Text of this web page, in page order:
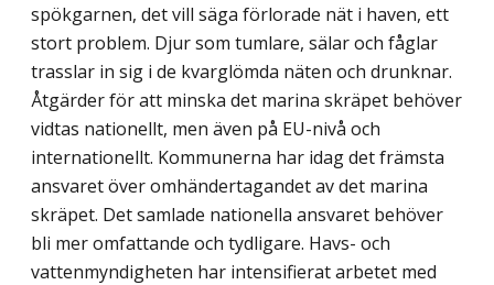
spökgarnen, det vill säga förlorade nät i haven, ett
stort problem. Djur som tumlare, sälar och fåglar
trasslar in sig i de kvarglömda näten och drunknar.
Åtgärder för att minska det marina skräpet behöver
vidtas nationellt, men även på EU-nivå och
internationellt. Kommunerna har idag det främsta
ansvaret över omhänder­tagandet av det marina
skräpet. Det samlade nationella ansvaret behöver
bli mer omfattande och tydligare. Havs- och
vattenmyndigheten har intensifierat arbetet med